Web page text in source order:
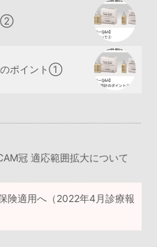
②
のポイント①
冠 適応範囲拡大について
険適用へ（2022年4月診療報